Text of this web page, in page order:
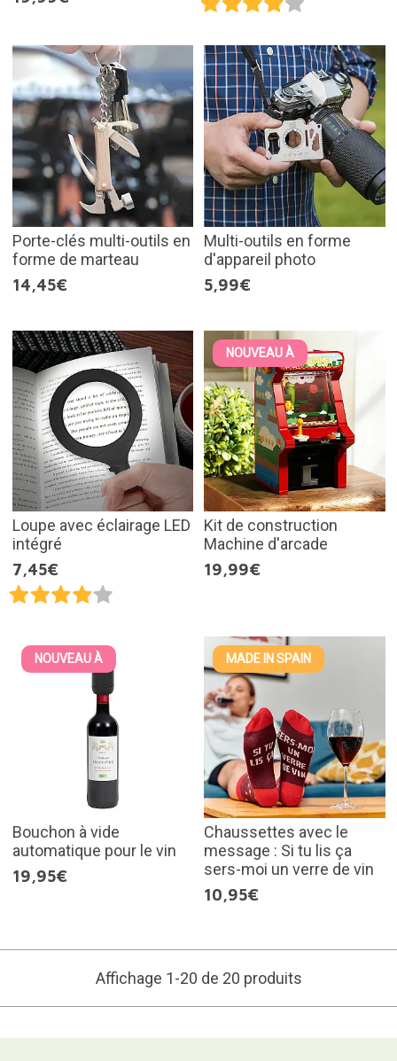
Porte-clés multi-outils en
forme de marteau
14,45€
Multi-outils en forme
d'appareil photo
5,99€
Loupe avec éclairage LED
intégré
7,45€
NOUVEAU À
Kit de construction
Machine d'arcade
19,99€
NOUVEAU À
Bouchon à vide
automatique pour le vin
19,95€
MADE IN SPAIN
Chaussettes avec le
message : Si tu lis ça
sers-moi un verre de vin
10,95€
Affichage 1-20 de 20 produits